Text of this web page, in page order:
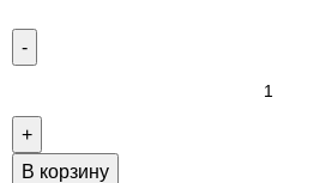
В корзину